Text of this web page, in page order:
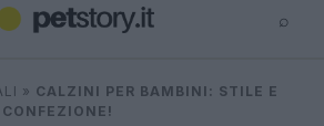
⌕
⌕
» CALZINI PER BAMBINI: STILE E